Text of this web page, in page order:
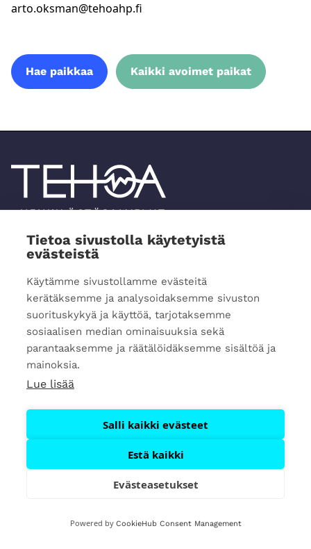
Tietoa sivustolla käytetyistä
evästeistä
Käytämme sivustollamme evästeitä
kerätäksemme ja analysoidaksemme sivuston
suorituskykyä ja käyttöä, tarjotaksemme
sosiaalisen median ominaisuuksia sekä
parantaaksemme ja räätälöidäksemme sisältöä ja
mainoksia.
Lue lisää
Salli kaikki evästeet
Estä kaikki
Evästeasetukset
Powered by CookieHub Consent Management
arto.oksman@tehoahp.fi
Hae paikkaa Kaikki avoimet paikat
Tehoa Henkilöstöpalvelut Oy
Kauppakatu 20
70100 Kuopio
+358 40 076 1399
Jätä yhteydenottopyyntö